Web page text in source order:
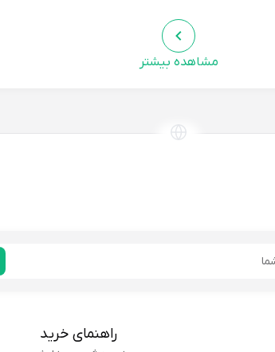
مشاهده بیشتر
راهنمای خرید